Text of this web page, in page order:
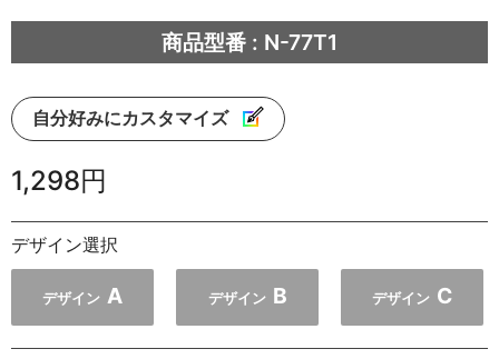
商品型番 : N-77T1
自分好みにカスタマイズ
1,298円
デザイン選択
デザイン A デザイン B デザイン C